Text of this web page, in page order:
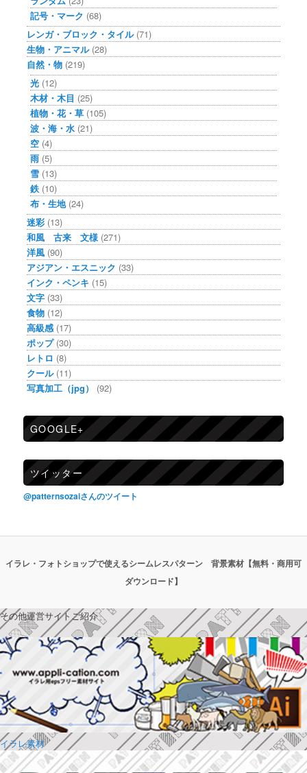
記号・マーク (68)
レンガ・ブロック・タイル(71)
生物・アニマル(28)
自然・物 (219)
光 (12)
木材・木目 (25)
植物・花・草 (105)
波・海・水 (21)
空 (4)
雨 (5)
雪 (13)
鉄 (10)
布・生地(24)
迷彩 (13)
和風 古来 文様 (271)
洋風 (90)
アジアン・エスニック (33)
インク・ペンキ (15)
文字 (33)
食物 (12)
高級感 (17)
ポップ(30)
レトロ (8)
クール(11)
写真加工（jpg）
(92)
GOOGLE+
ツイッター
@patternsozaiさんのツイート
イラレ・フォトショップで使えるシームレスパターン 背景素材【無料・商用可
ダウンロード】
その他運営サイトご紹介
イラレ素材